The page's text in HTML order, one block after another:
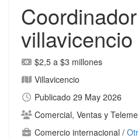
villavicencio
$2,5 a $3 millones
Villavicencio
Publicado 29 May 2026
Comercial, Ventas y
Comercio internacional /